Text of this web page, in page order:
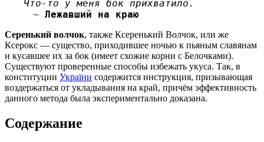
Что-то у меня бок прихватило.
~ Лежавший на краю
Серенький волчок, также Ксеренький Волчок, или же
Ксерокс — существо, приходившее ночью к пьяным славянам
и кусавшее их за бок (имеет схожие корни с Белочками).
Существуют проверенные способы избежать укуса. Так, в
конституции України содержится инструкция, призывающая
воздержаться от укладывания на край, причём эффективность
данного метода была экспериментально доказана.
Содержание